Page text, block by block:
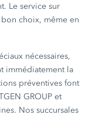
Le service sur
choix, même en
nécessaires,
immédiatement la
préventives font
GROUP et
Nos succursales